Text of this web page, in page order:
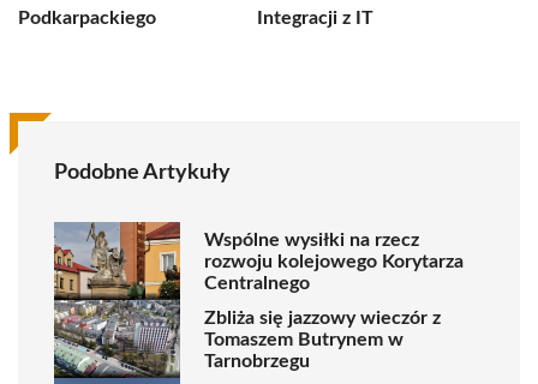
Podkarpackiego
Integracji z IT
Podobne Artykuły
Wspólne wysiłki na rzecz
rozwoju kolejowego Korytarza
Centralnego
Zbliża się jazzowy wieczór z
Tomaszem Butrynem w
Tarnobrzegu